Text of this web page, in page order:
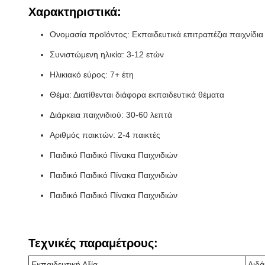
Χαρακτηριστικά:
Ονομασία προϊόντος: Εκπαιδευτικά επιτραπέζια παιχνίδια
Συνιστώμενη ηλικία: 3-12 ετών
Ηλικιακό εύρος: 7+ έτη
Θέμα: Διατίθενται διάφορα εκπαιδευτικά θέματα
Διάρκεια παιχνιδιού: 30-60 λεπτά
Αριθμός παικτών: 2-4 παικτές
Παιδικό Παιδικό Πίνακα Παιχνιδιών
Παιδικό Παιδικό Πίνακα Παιχνιδιών
Παιδικό Παιδικό Πίνακα Παιχνιδιών
Τεχνικές παραμέτρους: